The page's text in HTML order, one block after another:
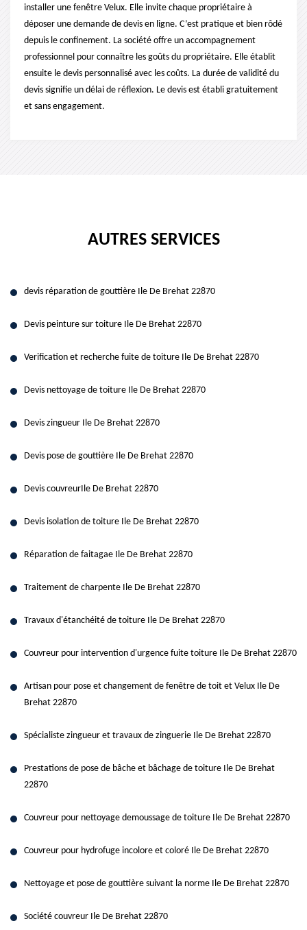
installer une fenêtre Velux. Elle invite chaque propriétaire à
déposer une demande de devis en ligne. C’est pratique et bien rôdé
depuis le confinement. La société offre un accompagnement
professionnel pour connaître les goûts du propriétaire. Elle établit
ensuite le devis personnalisé avec les coûts. La durée de validité du
devis signifie un délai de réflexion. Le devis est établi gratuitement
et sans engagement.
AUTRES SERVICES
devis réparation de gouttière Ile De Brehat 22870
Devis peinture sur toiture Ile De Brehat 22870
Verification et recherche fuite de toiture Ile De Brehat 22870
Devis nettoyage de toiture Ile De Brehat 22870
Devis zingueur Ile De Brehat 22870
Devis pose de gouttière Ile De Brehat 22870
Devis couvreurIle De Brehat 22870
Devis isolation de toiture Ile De Brehat 22870
Réparation de faitagae Ile De Brehat 22870
Traitement de charpente Ile De Brehat 22870
Travaux d'étanchéité de toiture Ile De Brehat 22870
Couvreur pour intervention d'urgence fuite toiture Ile De Brehat 22870
Artisan pour pose et changement de fenêtre de toit et Velux Ile De
Brehat 22870
Spécialiste zingueur et travaux de zinguerie Ile De Brehat 22870
Prestations de pose de bâche et bâchage de toiture Ile De Brehat
22870
Couvreur pour nettoyage demoussage de toiture Ile De Brehat 22870
Couvreur pour hydrofuge incolore et coloré Ile De Brehat 22870
Nettoyage et pose de gouttière suivant la norme Ile De Brehat 22870
Société couvreur Ile De Brehat 22870